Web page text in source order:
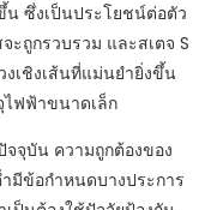
ซึ่งเป็นประโยชน์ต่อตัว
ถูกรวบรวม และสเตจ S
เชิงเส้นที่แม่นยำยิ่งขึ้น
ฟฟ้าขนาดเล็ก
จุบัน ความถูกต้องของ
มีข้อกำหนดบางประการ